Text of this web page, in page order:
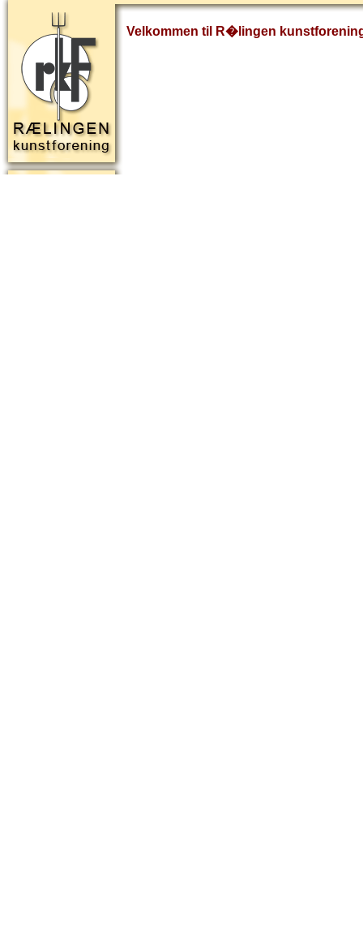
Velkommen til R�lingen